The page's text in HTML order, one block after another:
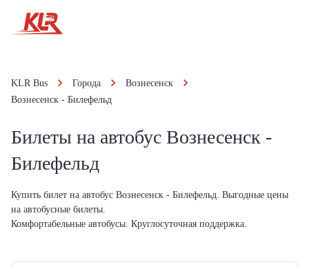
KLR Bus Города
Вознесенск
Вознесенск - Билефельд
Билеты на автобус Вознесенск -
Билефельд
Купить билет на автобус Вознесенск - Билефельд. Выгодные цены
на автобусные билеты.
Комфортабельные автобусы. Круглосуточная поддержка.